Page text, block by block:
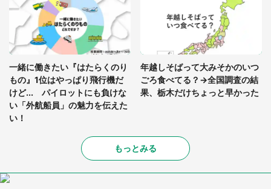
一緒に働きたい『はたらくのり
もの』1位はやっぱり飛行機だ
けど... パイロットにも負けな
い「外航船員」の魅力を伝えた
い！
年越しそばって大みそかのいつ
ごろ食べてる？→全国調査の結
果、栃木だけちょっと早かった
もっとみる